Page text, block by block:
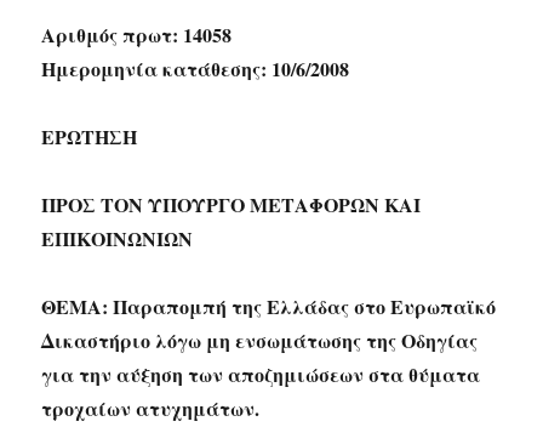
Αριθμός πρωτ: 14058
Ημερομηνία κατάθεσης: 10/6/2008
ΕΡΩΤΗΣΗ
ΠΡΟΣ ΤΟΝ ΥΠΟΥΡΓΟ ΜΕΤΑΦΟΡΩΝ ΚΑΙ
ΕΠΙΚΟΙΝΩΝΙΩΝ
ΘΕΜΑ: Παραπομπή της Ελλάδας στο Ευρωπαϊκό
Δικαστήριο λόγω μη ενσωμάτωσης της Οδηγίας
για την αύξηση των αποζημιώσεων στα θύματα
τροχαίων ατυχημάτων.